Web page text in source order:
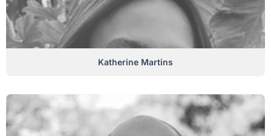
Katherine Martins